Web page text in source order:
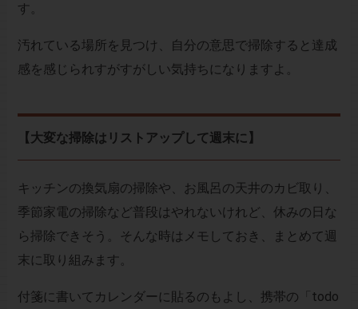
す。
汚れている場所を見つけ、自分の意思で掃除すると達成
感を感じられすがすがしい気持ちになりますよ。
【大変な掃除はリストアップして週末に】
キッチンの換気扇の掃除や、お風呂の天井のカビ取り、
季節家電の掃除など普段はやれないけれど、休みの日な
ら掃除できそう。そんな時はメモしておき、まとめて週
末に取り組みます。
付箋に書いてカレンダーに貼るのもよし、携帯の「todo